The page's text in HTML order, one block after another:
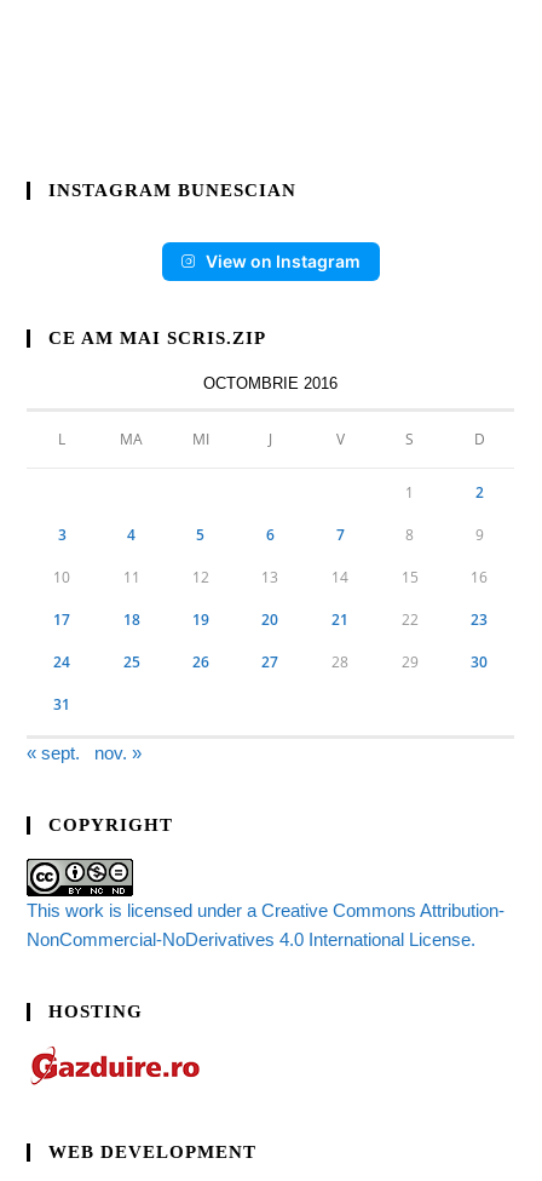
INSTAGRAM BUNESCIAN
View on Instagram
CE AM MAI SCRIS.ZIP
OCTOMBRIE 2016
L MA MI J V S D
1 2
3 4 5 6 7 8 9
10 11 12 13 14 15 16
17 18 19 20 21 22 23
24 25 26 27 28 29 30
31
« sept. nov. »
COPYRIGHT
This work is licensed under a Creative Commons Attribution-
NonCommercial-NoDerivatives 4.0 International License.
HOSTING
WEB DEVELOPMENT